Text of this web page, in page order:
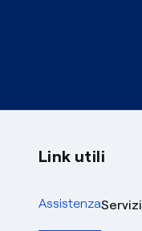
Link utili
AssistenzaServizi